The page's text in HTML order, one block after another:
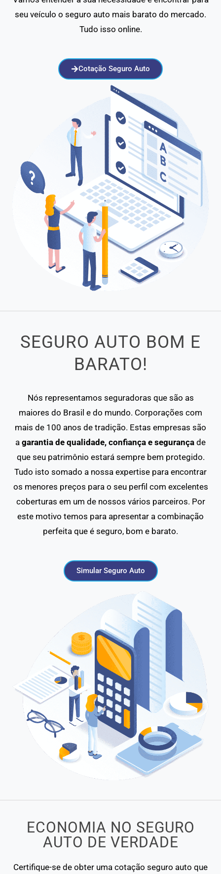
seu veículo o seguro auto mais barato do mercado.
Tudo isso online.
Cotação Seguro Auto
SEGURO AUTO BOM E
BARATO!
Nós representamos seguradoras que são as
maiores do Brasil e do mundo. Corporações com
mais de 100 anos de tradição. Estas empresas são
a garantia de qualidade, confiança e segurança de
que seu patrimônio estará sempre bem protegido.
Tudo isto somado a nossa expertise para encontrar
os menores preços para o seu perfil com excelentes
coberturas em um de nossos vários parceiros. Por
este motivo temos para apresentar a combinação
perfeita que é seguro, bom e barato.
Simular Seguro Auto
ECONOMIA NO SEGURO
AUTO DE VERDADE
Certifique-se de obter uma cotação seguro auto que